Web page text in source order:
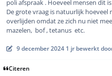
poli afspraak . Hoeveel mensen dit
De grote vraag is natuurlijk
overlijden omdat ze zich nu niet
mazelen, bof , tetanus etc.
9 december 2024 1 jr bewerkt
Citeren